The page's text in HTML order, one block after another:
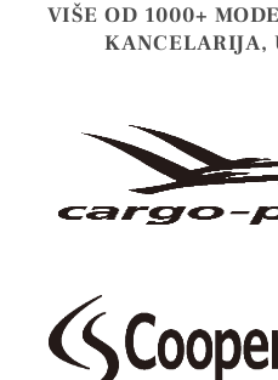
VIŠE OD 1000+
KANCELARIJA,